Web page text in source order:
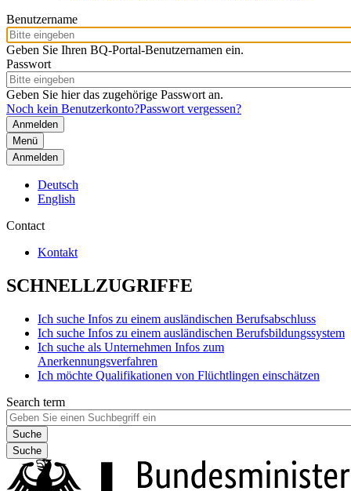
Benutzername
Geben Sie Ihren BQ-Portal-Benutzernamen ein.
Passwort
Geben Sie hier das zugehörige Passwort an.
Noch kein Benutzerkonto?Passwort vergessen?
Menü
Anmelden
Deutsch
English
Contact
Kontakt
SCHNELLZUGRIFFE
Ich suche Infos zu einem ausländischen Berufsabschluss
Ich suche Infos zu einem ausländischen Berufsbildungssystem
Ich suche als Unternehmen Infos zum
Anerkennungsverfahren
Ich möchte Qualifikationen von Flüchtlingen einschätzen
Search term
Suche